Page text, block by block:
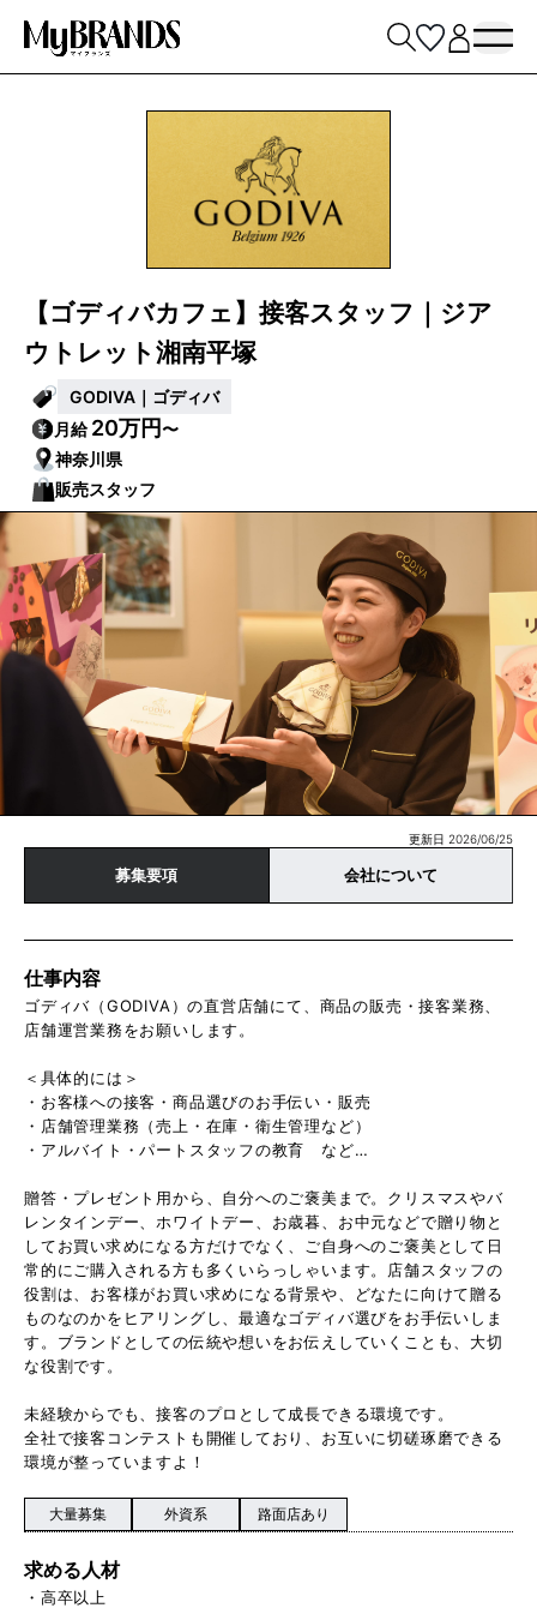
【ゴディバカフェ】接客スタッフ｜ジア
ウトレット湘南平塚
GODIVA｜ゴディバ
月給20万円〜
神奈川県
販売スタッフ
更新日 2026/06/25
募集要項 会社について
仕事内容
ゴディバ（GODIVA）の直営店舗にて、商品の販売・接客業務、
店舗運営業務をお願いします。
＜具体的には＞
・お客様への接客・商品選びのお手伝い・販売
・店舗管理業務（売上・在庫・衛生管理など）
・アルバイト・パートスタッフの教育 など…
贈答・プレゼント用から、自分へのご褒美まで。クリスマスやバ
レンタインデー、ホワイトデー、お歳暮、お中元などで贈り物と
してお買い求めになる方だけでなく、ご自身へのご褒美として日
常的にご購入される方も多くいらっしゃいます。店舗スタッフの
役割は、お客様がお買い求めになる背景や、どなたに向けて贈る
ものなのかをヒアリングし、最適なゴディバ選びをお手伝いしま
す。ブランドとしての伝統や想いをお伝えしていくことも、大切
な役割です。
未経験からでも、接客のプロとして成長できる環境です。
全社で接客コンテストも開催しており、お互いに切磋琢磨できる
環境が整っていますよ！
大量募集 外資系 路面店あり
求める人材
・高卒以上